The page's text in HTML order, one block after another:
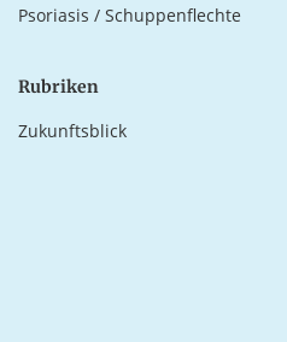
Psoriasis / Schuppenflechte
Rubriken
Zukunftsblick